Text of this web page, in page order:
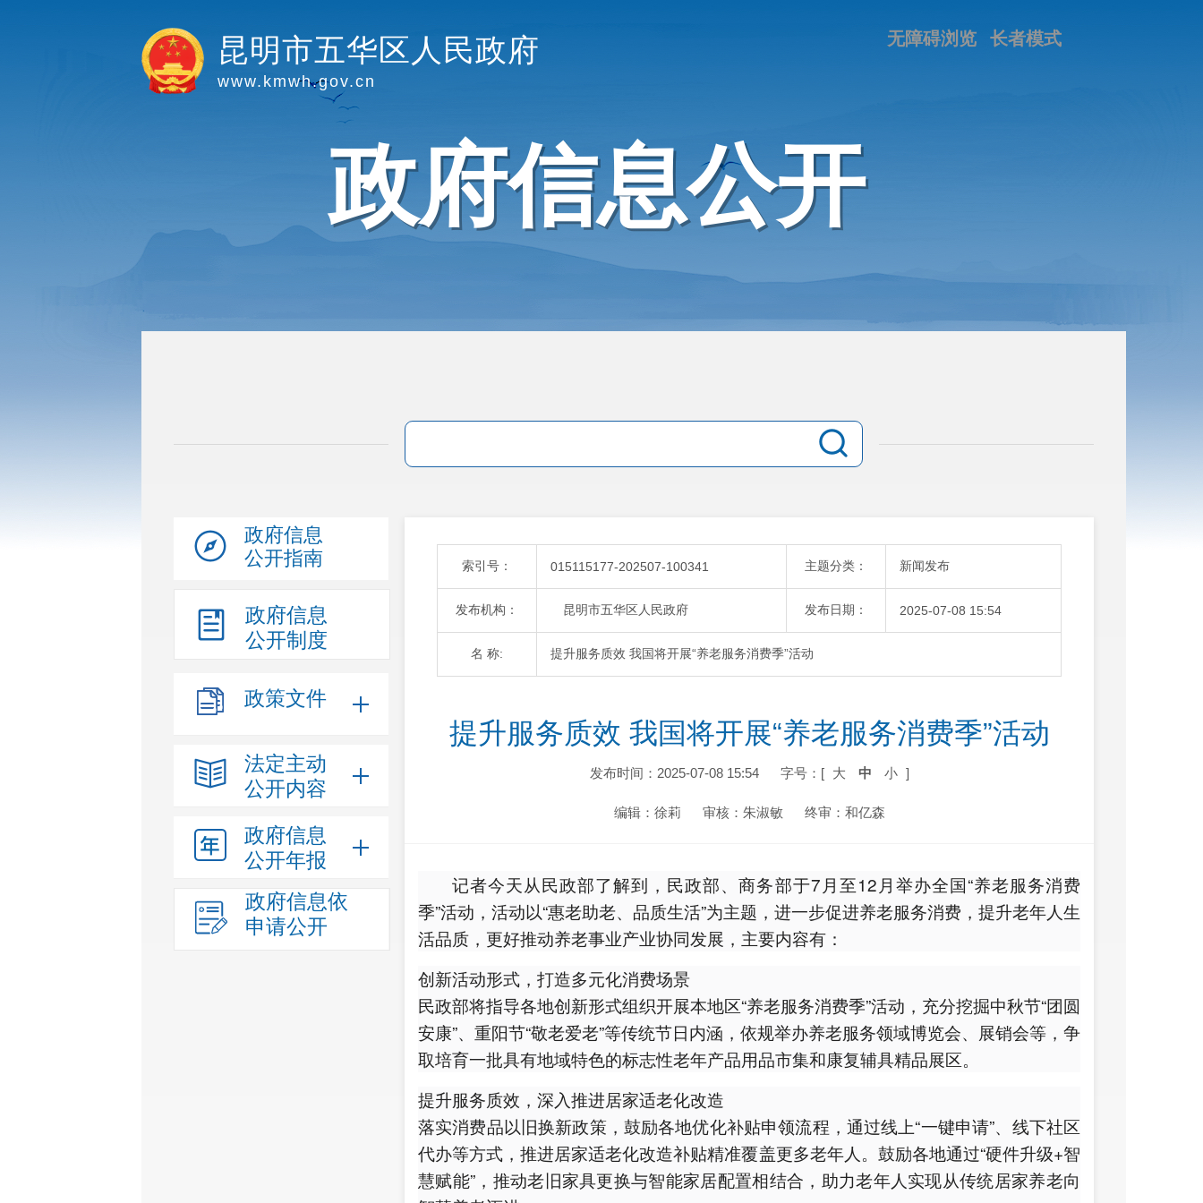
昆明市五华区人民政府
www.kmwh.gov.cn
长者模式
无障碍浏览
政府信息公开
政府信息
公开指南
政府信息
公开制度
政策文件
法定主动
公开内容
政府信息
公开年报
政府信息依
申请公开
索引号： 015115177-202507-100341 主题分类： 新闻发布
发布机构： 昆明市五华区人民政府 发布日期： 2025-07-08 15:54
名 称: 提升服务质效 我国将开展“养老服务消费季”活动
提升服务质效 我国将开展“养老服务消费季”活动
发布时间：2025-07-08 15:54 字号：[ 大 中 小 ]
编辑：徐莉 审核：朱淑敏 终审：和亿森
记者今天从民政部了解到，民政部、商务部于7月至12月举办全国“养老服务消费
季”活动，活动以“惠老助老、品质生活”为主题，进一步促进养老服务消费，提升老年人生
活品质，更好推动养老事业产业协同发展，主要内容有：
创新活动形式，打造多元化消费场景
民政部将指导各地创新形式组织开展本地区“养老服务消费季”活动，充分挖掘中秋节“团圆
安康”、重阳节“敬老爱老”等传统节日内涵，依规举办养老服务领域博览会、展销会等，争
取培育一批具有地域特色的标志性老年产品用品市集和康复辅具精品展区。
提升服务质效，深入推进居家适老化改造
落实消费品以旧换新政策，鼓励各地优化补贴申领流程，通过线上“一键申请”、线下社区
代办等方式，推进居家适老化改造补贴精准覆盖更多老年人。鼓励各地通过“硬件升级+智
慧赋能”，推动老旧家具更换与智能家居配置相结合，助力老年人实现从传统居家养老向